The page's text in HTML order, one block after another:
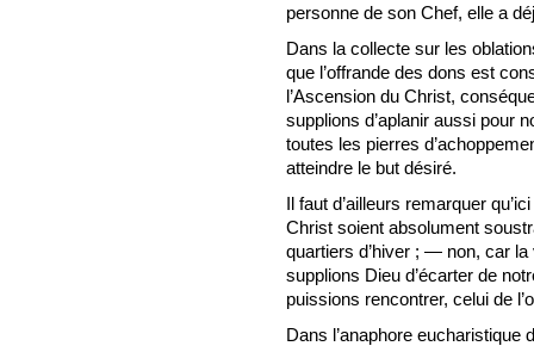
personne de son Chef, elle a
Dans la collecte sur les
que l’offrande des dons est
l’Ascension du Christ,
supplions d’aplanir aussi pour
toutes les pierres
atteindre le but désiré.
Il faut d’ailleurs remarquer
Christ soient absolument
quartiers d’hiver ; — non, car
supplions Dieu d’écarter de
puissions rencontrer, celui de
Dans l’anaphore eucharistique